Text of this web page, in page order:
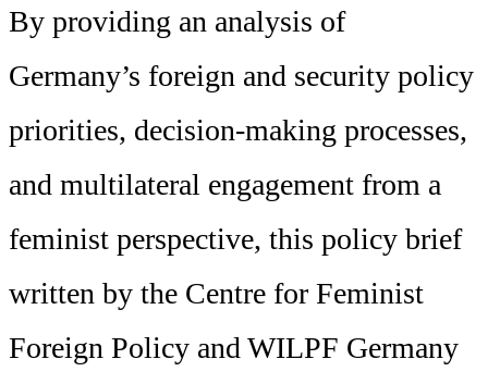
By providing an analysis of
Germany’s foreign and security policy
priorities, decision-making processes,
and multilateral engagement from a
feminist perspective, this policy brief
written by the Centre for Feminist
Foreign Policy and WILPF Germany